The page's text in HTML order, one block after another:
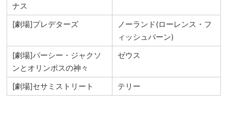
ナス
[劇場]プレデターズ
ノーランド(ローレンス・フ
ィッシュバーン)
[劇場]パーシー・ジャクソ
ンとオリンポスの神々
ゼウス
[劇場]セサミストリート テリー